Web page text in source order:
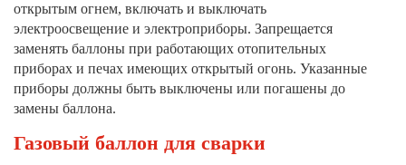
открытым огнем, включать и выключать
электроосвещение и электроприборы. Запрещается
заменять баллоны при работающих отопительных
приборах и печах имеющих открытый огонь. Указанные
приборы должны быть выключены или погашены до
замены баллона.
Газовый баллон для сварки